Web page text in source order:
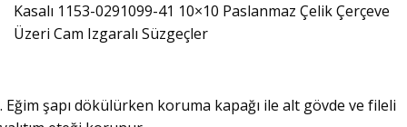
Kasalı 1153-0291099-41 10×10 Paslanmaz Çelik Çerçeve
Üzeri Cam Izgaralı Süzgeçler
. Eğim şapı dökülürken koruma kapağı ile alt gövde ve fileli